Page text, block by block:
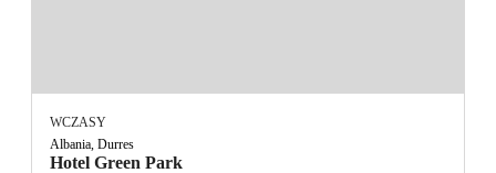
WCZASY
Albania, Durres
Hotel Green Park